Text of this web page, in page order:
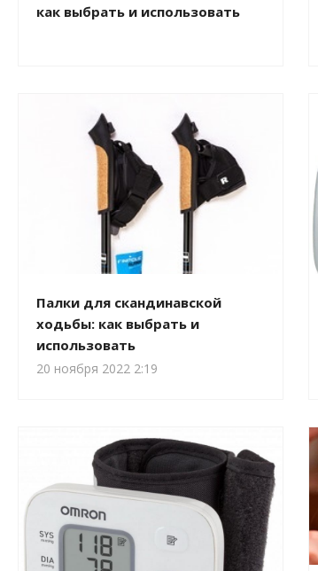
как выбрать и использовать
Палки для скандинавской
ходьбы: как выбрать и
использовать
20 ноября 2022 2:19